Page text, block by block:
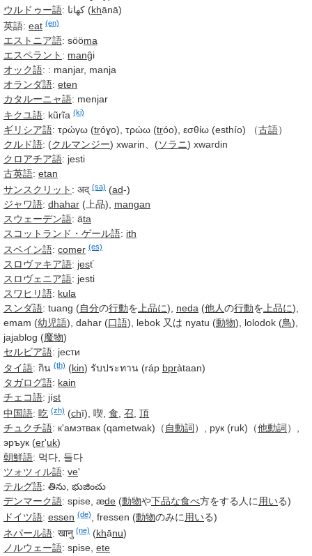
ウルドゥー語: کھانا (khānā)
英語: eat (en)
エストニア語: sööma
エスペラント : manĝi
オック語: : manjar, manja
オランダ語: eten
カタルーニャ語: menjar
キクユ語: kũrĩa (ki)
ギリシア語: τρώγω (tróɣo), τρώω (tróo), εσθίω (esthío) （古語）
クルド語: (クルマンジー) xwarin、 (ソラニ) xwardin
クロアチア語: jesti
古英語: etan
サンスクリット : अद् (sa) (ad-)
ジャワ語: dhahar (上品), mangan
スウェーデン語: äta
スコットランド・ゲール語: ith
スペイン語: comer (es)
スロヴァキア語: jesť
スロヴェニア語: jesti
スワヒリ語: kula
スンダ語: tuang (自分の行動を 上品に), neda (他人の行動を 上品に),
emam (幼児語), dahar (口語), lebok 又は nyatu (動物), lolodok (鳥),
jajablog (魔物)
セルビア語: јести
タイ語: กิน (th) (kin) รับประทาน (ráp bpràtaan)
タガログ語: kain
チェコ語: jíst
中国語: 吃 (zh) (chī), 喫, 食 召 頂
チュクチ語: к'амэтвак (qametwak)（ 自動詞）, рyк (ruk)（他動詞）,
эръук (er'uk)
朝鮮語: 먹다, 들다
ツォツィル語: ve'
テルグ語: తిను, భుజించు
デンマーク語: spise, æde (動物や下品な食べ方をする人に 用いる)
ドイツ語: essen (de) , fressen (動物のみに 用いる)
ネパール語: खानु (ne) (khānu)
ノルウェー語: spise, ete